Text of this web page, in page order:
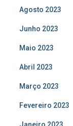
Agosto 2023
Junho 2023
Maio 2023
Abril 2023
Março 2023
Fevereiro 2023